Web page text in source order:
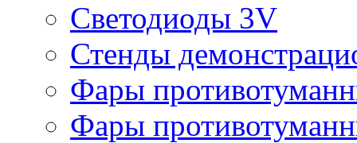
Светодиоды 3V
Стенды
Фары
Фары